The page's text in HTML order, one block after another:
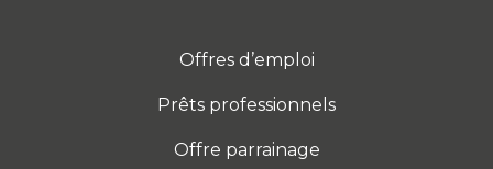
Offres d’emploi
Prêts professionnels
Offre parrainage